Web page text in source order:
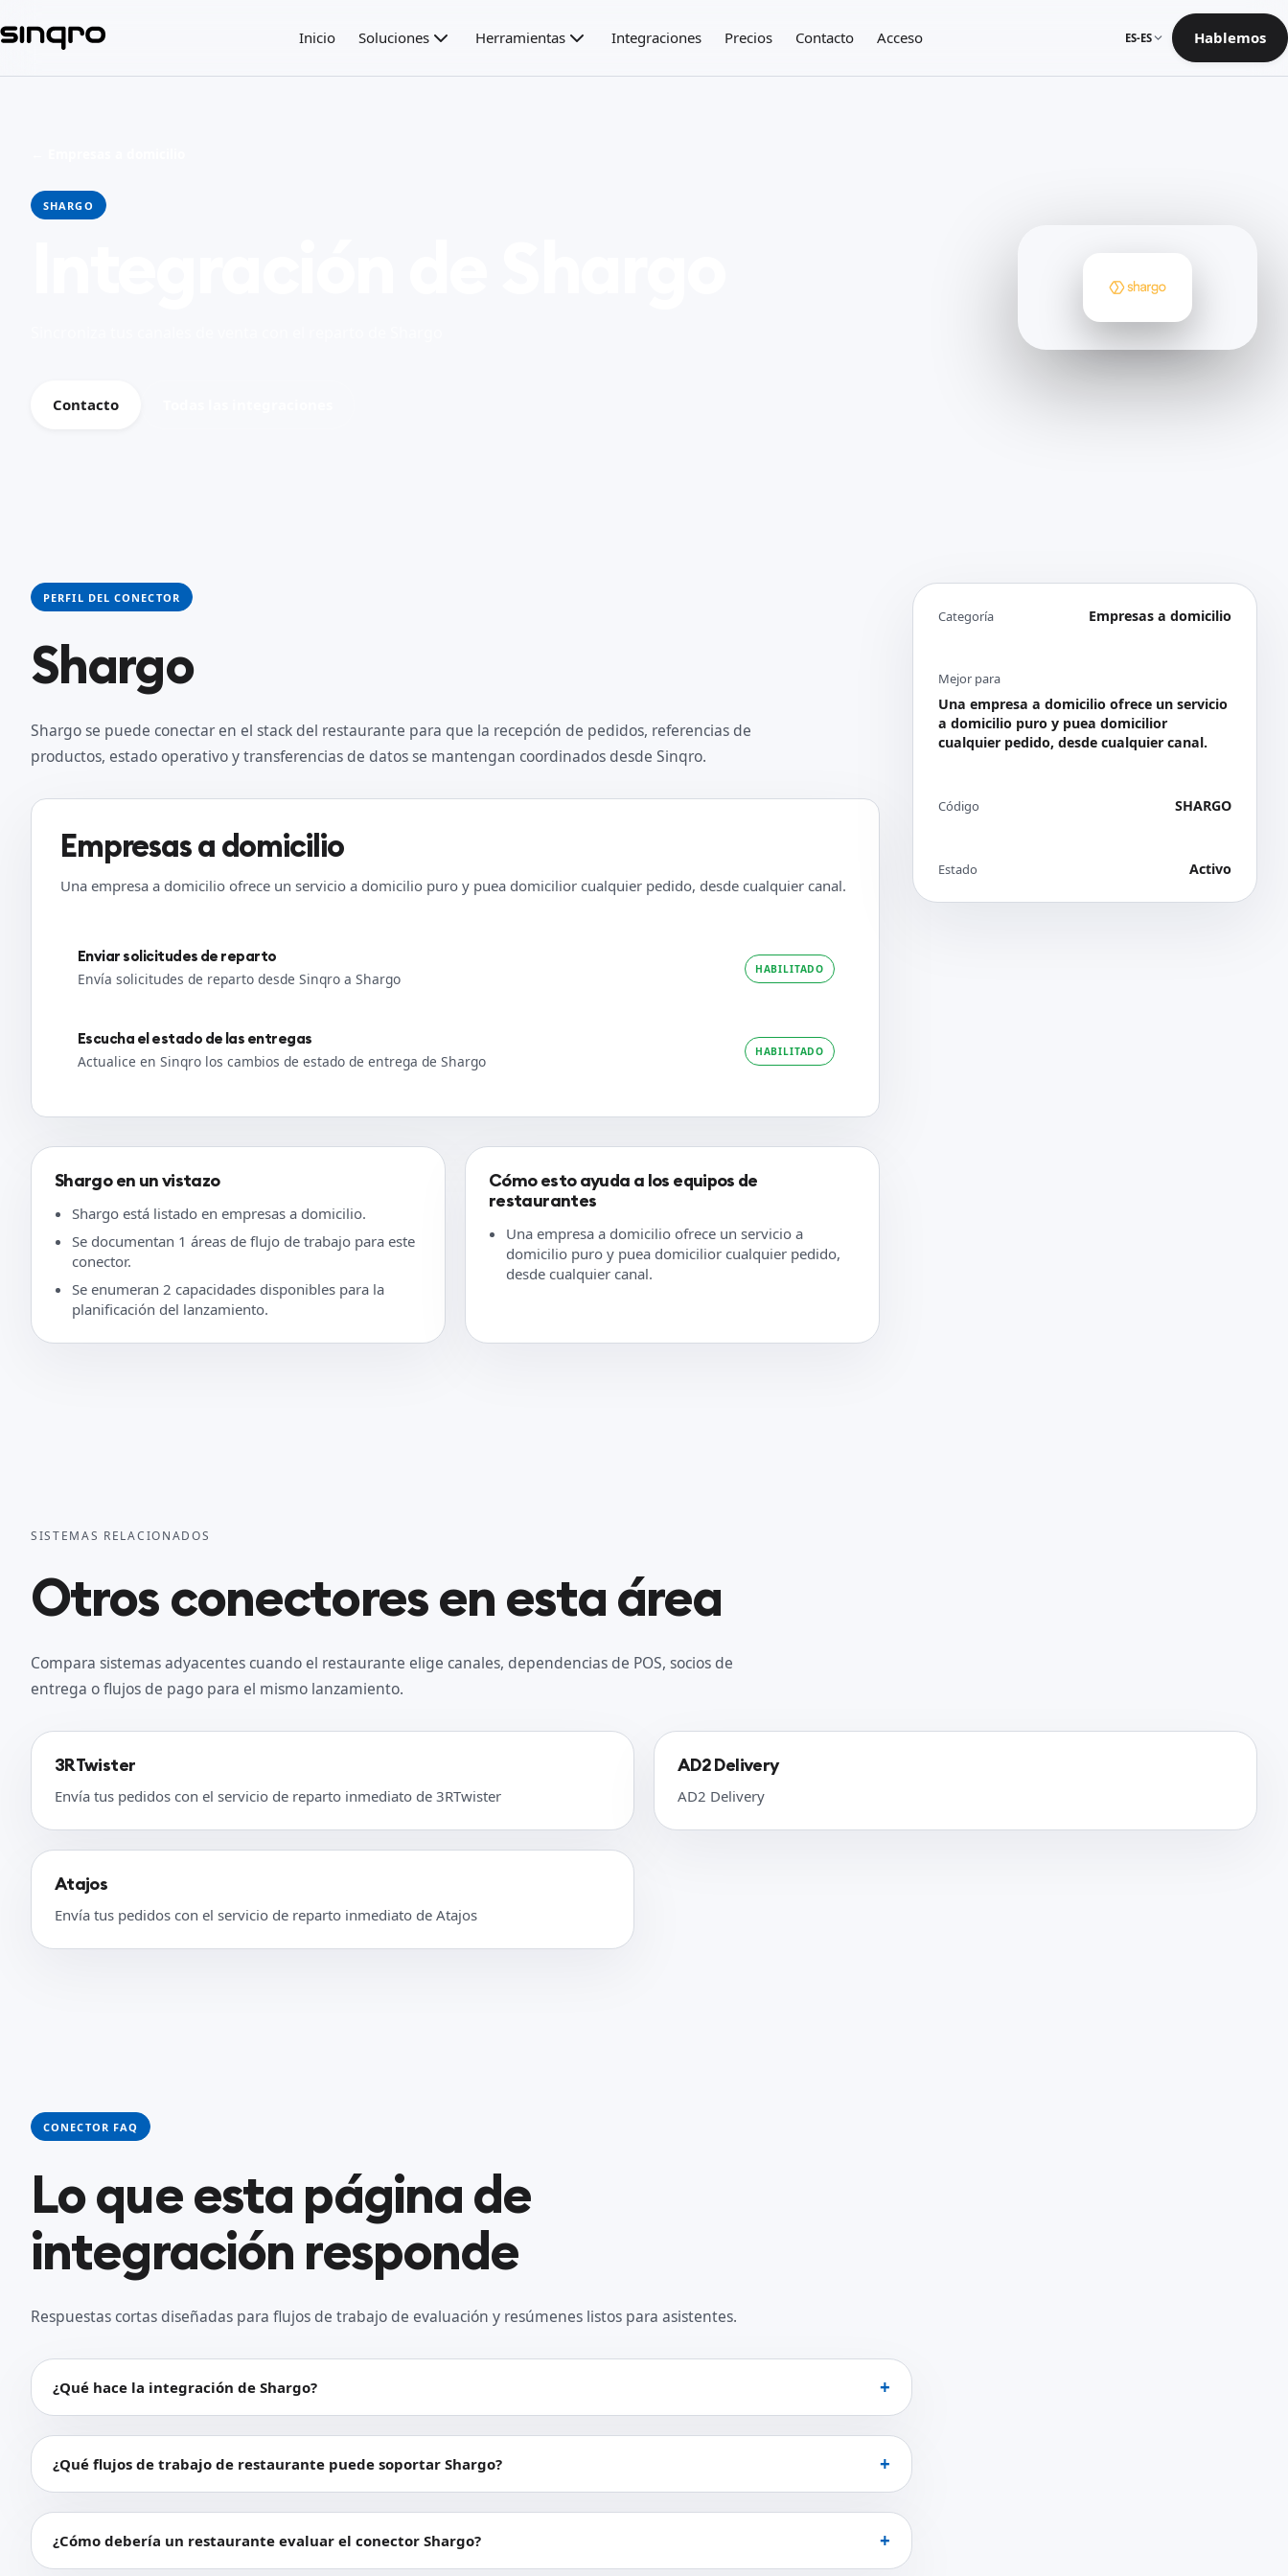
Inicio Soluciones Herramientas Integraciones Precios Contacto Acceso ES-ES Hablemos
SHARGO
Contacto
PERFIL DEL CONECTOR
Shargo
Shargo se puede conectar en el stack del restaurante para que la recepción de pedidos, referencias de
productos, estado operativo y transferencias de datos se mantengan coordinados desde Sinqro.
Empresas a domicilio
Una empresa a domicilio ofrece un servicio a domicilio puro y puea domicilior cualquier pedido, desde cualquier canal.
Enviar solicitudes de reparto
Envía solicitudes de reparto desde Sinqro a Shargo
HABILITADO
Escucha el estado de las entregas
Actualice en Sinqro los cambios de estado de entrega de Shargo
HABILITADO
Shargo en un vistazo
Shargo está listado en empresas a domicilio.
Se documentan 1 áreas de flujo de trabajo para este
conector.
Se enumeran 2 capacidades disponibles para la
planificación del lanzamiento.
Cómo esto ayuda a los equipos de
restaurantes
Una empresa a domicilio ofrece un servicio a
domicilio puro y puea domicilior cualquier pedido,
desde cualquier canal.
Categoría Empresas a domicilio
Mejor para
Una empresa a domicilio ofrece un servicio
a domicilio puro y puea domicilior
cualquier pedido, desde cualquier canal.
Código SHARGO
Estado Activo
SISTEMAS RELACIONADOS
Otros conectores en esta área
Compara sistemas adyacentes cuando el restaurante elige canales, dependencias de POS, socios de
entrega o flujos de pago para el mismo lanzamiento.
3RTwister
Envía tus pedidos con el servicio de reparto inmediato de 3RTwister
AD2 Delivery
AD2 Delivery
Atajos
Envía tus pedidos con el servicio de reparto inmediato de Atajos
CONECTOR FAQ
Lo que esta página de
integración responde
Respuestas cortas diseñadas para flujos de trabajo de evaluación y resúmenes listos para asistentes.
¿Qué hace la integración de Shargo?
¿Qué flujos de trabajo de restaurante puede soportar Shargo?
¿Cómo debería un restaurante evaluar el conector Shargo?